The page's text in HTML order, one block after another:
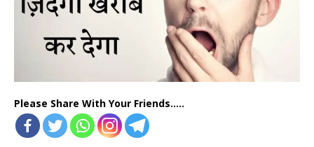
Please Share With Your Friends.....